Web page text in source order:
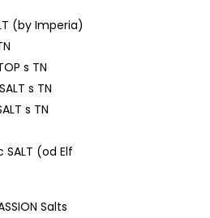
(by Imperia)
s TN
s TN
s TN
SALT (od Elf
Salts